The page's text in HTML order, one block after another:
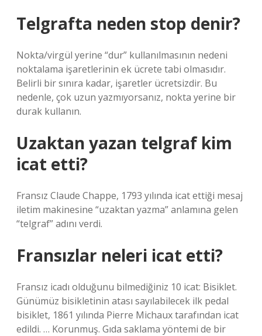
Telgrafta neden stop denir?
Nokta/virgül yerine “dur” kullanılmasının nedeni
noktalama işaretlerinin ek ücrete tabi olmasıdır.
Belirli bir sınıra kadar, işaretler ücretsizdir. Bu
nedenle, çok uzun yazmıyorsanız, nokta yerine bir
durak kullanın.
Uzaktan yazan telgraf kim
icat etti?
Fransız Claude Chappe, 1793 yılında icat ettiği mesaj
iletim makinesine “uzaktan yazma” anlamına gelen
“telgraf” adını verdi.
Fransızlar neleri icat etti?
Fransız icadı olduğunu bilmediğiniz 10 icat: Bisiklet.
Günümüz bisikletinin atası sayılabilecek ilk pedal
bisiklet, 1861 yılında Pierre Michaux tarafından icat
edildi. … Korunmuş. Gıda saklama yöntemi de bir